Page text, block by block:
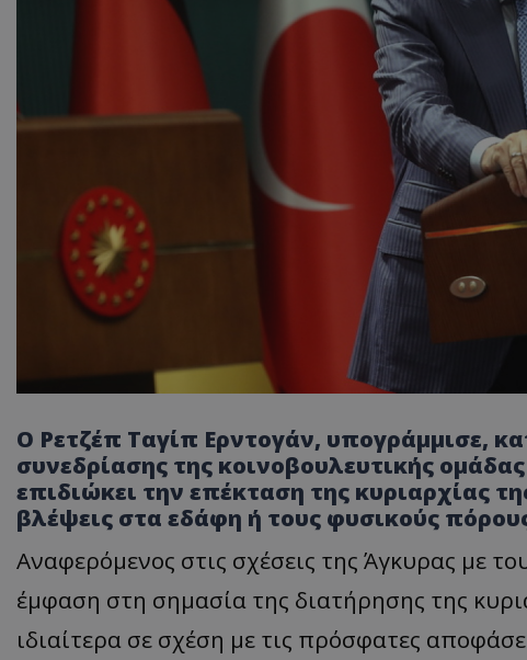
Ο Ρετζέπ Ταγίπ Ερντογάν, υπογράμμισε,
συνεδρίασης της κοινοβουλευτικής
επιδιώκει την επέκταση της κυριαρχίας
βλέψεις στα εδάφη ή τους φυσικούς
Αναφερόμενος στις σχέσεις της Άγκυρας με
έμφαση στη σημασία της διατήρησης της
ιδιαίτερα σε σχέση με τις πρόσφατες